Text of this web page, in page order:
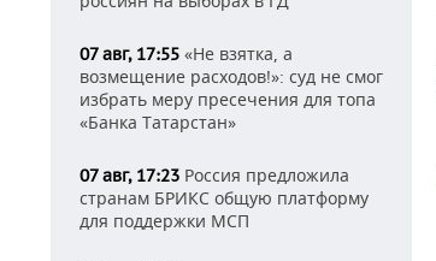
07 авг, 17:55 «Не взятка, а
возмещение расходов!»: суд не смог
избрать меру пресечения для топа
«Банка Татарстан»
07 авг, 17:23 Россия предложила
странам БРИКС общую платформу
для поддержки МСП